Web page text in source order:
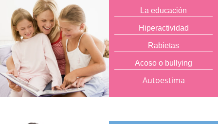
La educación
Hiperactividad
Rabietas
Acoso o bullying
Autoestima